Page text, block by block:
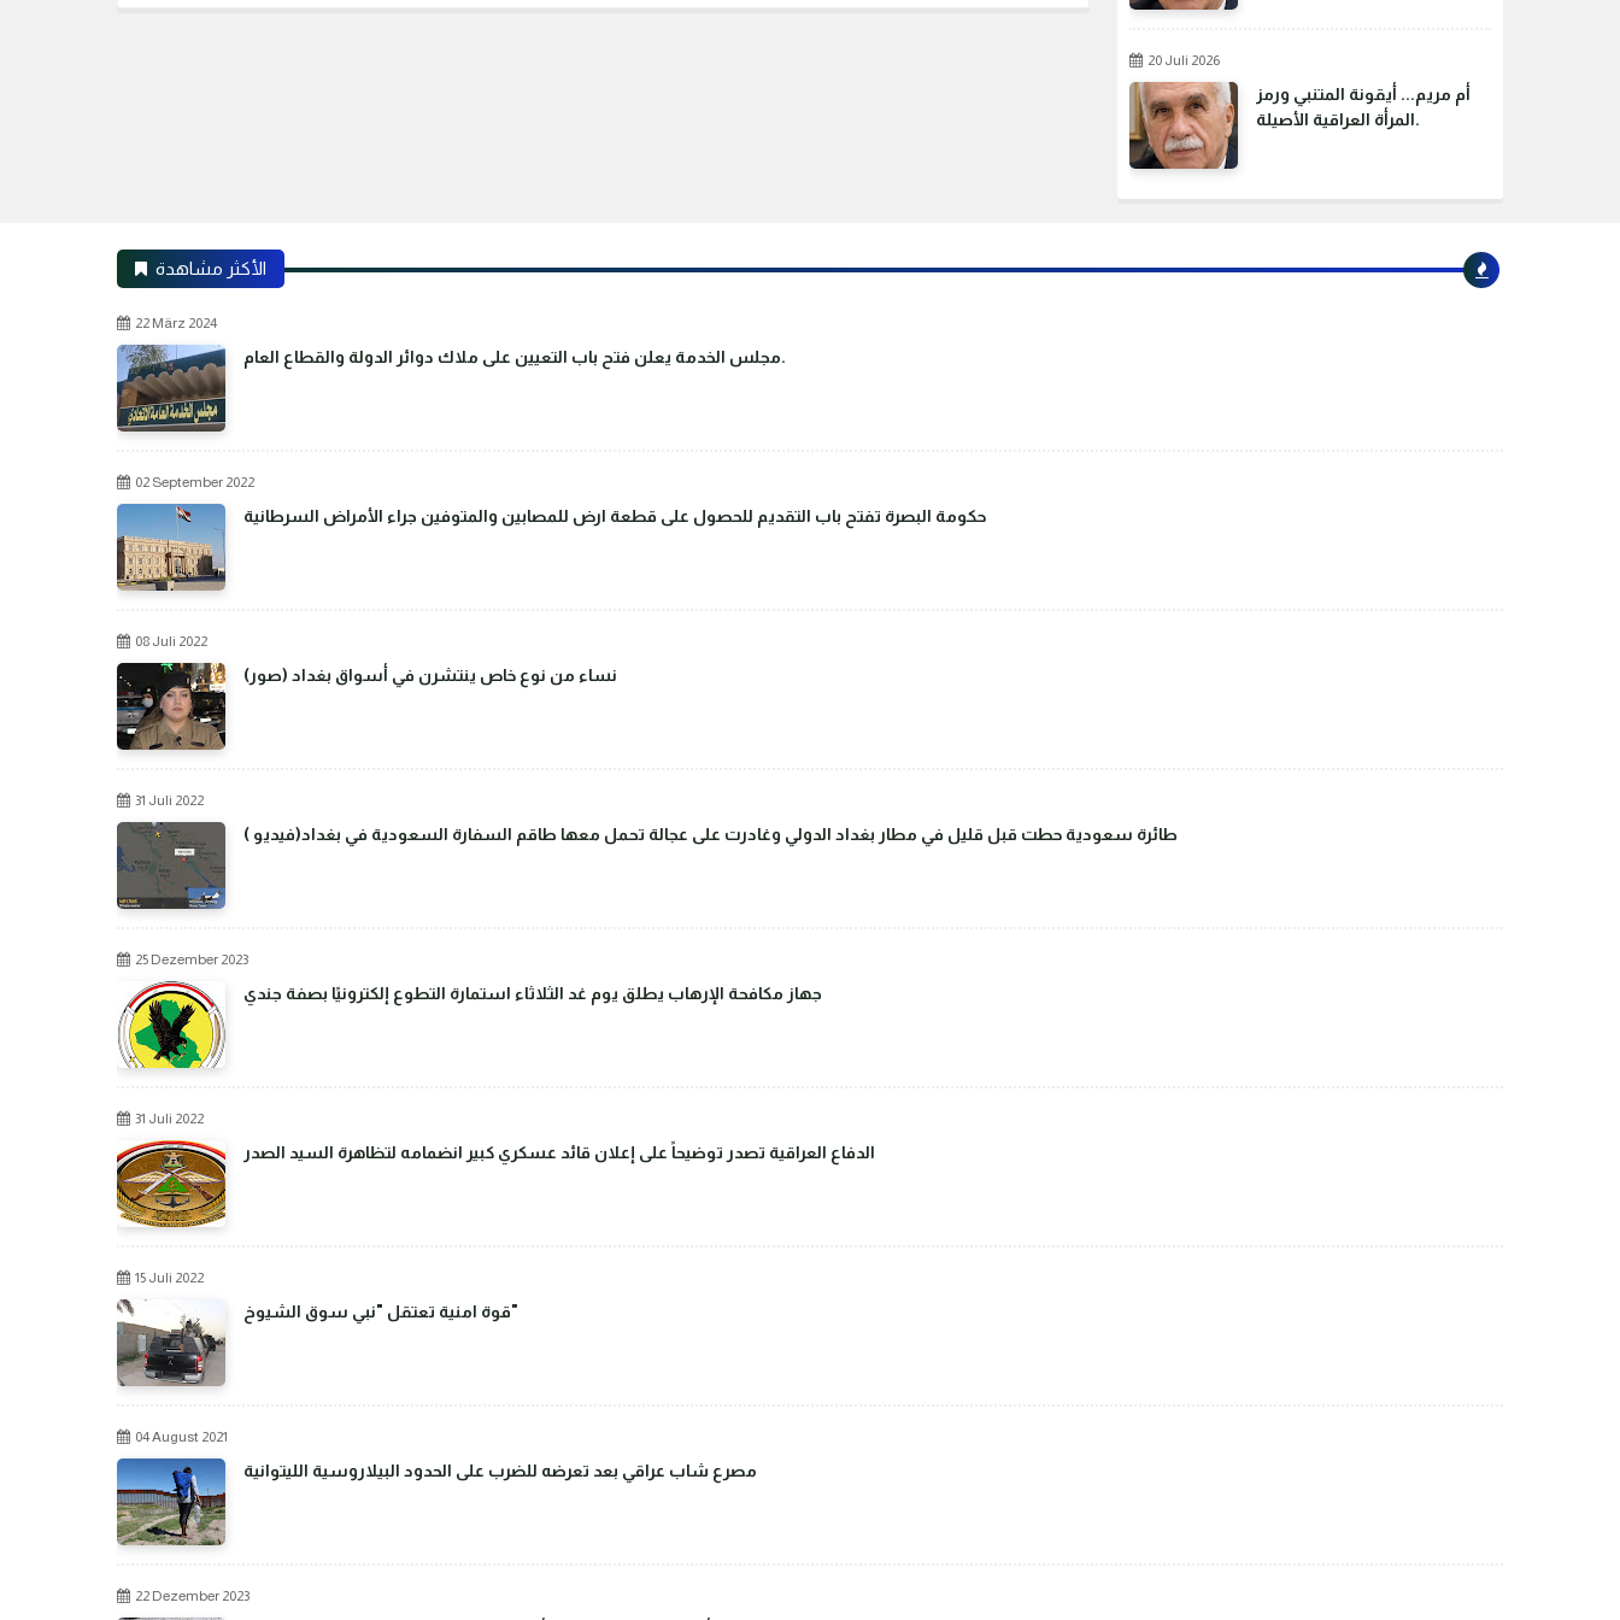
20 Juli 2026
أم مريم... أيقونة المتنبي ورمز
المرأة العراقية الأصيلة.
الأكثر مشاهدة
22 März 2024
مجلس الخدمة يعلن فتح باب التعيين على ملاك دوائر الدولة والقطاع العام.
02 September 2022
حكومة البصرة تفتح باب التقديم للحصول على قطعة ارض للمصابين والمتوفين جراء الأمراض السرطانية
08 Juli 2022
(صور) نساء من نوع خاص ينتشرن في أسواق بغداد
31 Juli 2022
طائرة سعودية حطت قبل قليل في مطار بغداد الدولي وغادرت على عجالة تحمل معها طاقم السفارة السعودية في بغداد(فيديو )
25 Dezember 2023
جهاز مكافحة الإرهاب يطلق يوم غد الثلاثاء استمارة التطوع إلكترونيًا بصفة جندي
31 Juli 2022
الدفاع العراقية تصدر توضيحاً على إعلان قائد عسكري كبير انضمامه لتظاهرة السيد الصدر
15 Juli 2022
قوة امنية تعتقل "نبي سوق الشيوخ"
04 August 2021
مصرع شاب عراقي بعد تعرضه للضرب على الحدود البيلاروسية الليتوانية
22 Dezember 2023